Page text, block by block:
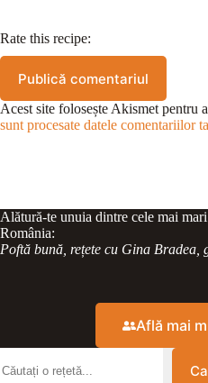
Rate this recipe:
Publică comentariul
Acest site folosește Akismet pentru
sunt procesate datele comentariilor
Alătură-te unuia dintre cele mai
România:
Poftă bună, rețete cu Gina Bradea,
Află mai